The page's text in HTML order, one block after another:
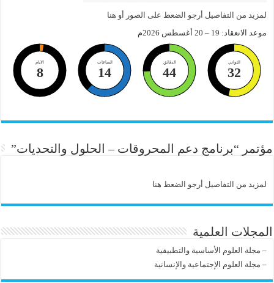
لمزيد من التفاصيل أرجو الضعط على الصور أو هنا
موعد الانعقاد: 19 – 20 أغسطس 2026م
الايام
8
الساعات
14
الدقائق
44
الثواني
31
مؤتمر “برنامج دعم المحروقات – الحلول والتحديات”
لمزيد من التفاصيل أرجو الضعط هنا
المجلات العلمية
– مجلة العلوم الأساسية والتطبيقية
– مجلة العلوم الإجتماعية والإنسانية